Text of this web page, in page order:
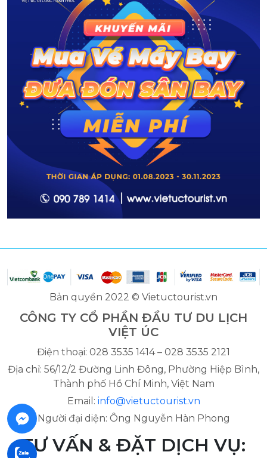
Bản quyền 2022 © Vietuctourist.vn
CÔNG TY CỔ PHẦN ĐẦU TƯ DU LỊCH
VIỆT ÚC
Điện thoại: 028 3535 1414 – 028 3535 2121
Địa chỉ: 56/12/2 Đường Linh Đông, Phường Hiệp Bình,
Thành phố Hồ Chí Minh, Việt Nam
Email: info@vietuctourist.vn
Người đại diện: Ông Nguyễn Hàn Phong
TƯ VẤN & ĐẶT DỊCH VỤ: